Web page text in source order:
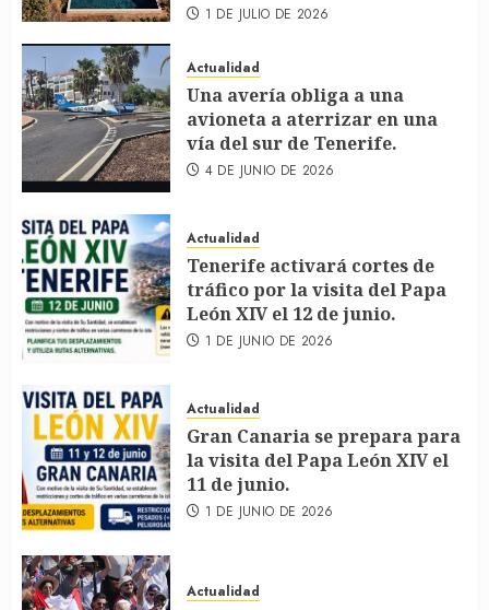
1 DE JULIO DE 2026
Actualidad
Una avería obliga a una
avioneta a aterrizar en una
vía del sur de Tenerife.
4 DE JUNIO DE 2026
Actualidad
Tenerife activará cortes de
tráfico por la visita del Papa
León XIV el 12 de junio.
1 DE JUNIO DE 2026
Actualidad
Gran Canaria se prepara para
la visita del Papa León XIV el
11 de junio.
1 DE JUNIO DE 2026
Actualidad